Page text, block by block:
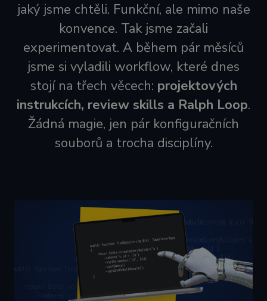
jaký jsme chtěli. Funkční, ale mimo naše
konvence. Tak jsme začali
experimentovat. A během pár měsíců
jsme si vyladili workflow, které dnes
stojí na třech věcech: projektových
instrukcích, review skills a Ralph Loop.
Žádná magie, jen pár konfiguračních
souborů a trocha disciplíny.